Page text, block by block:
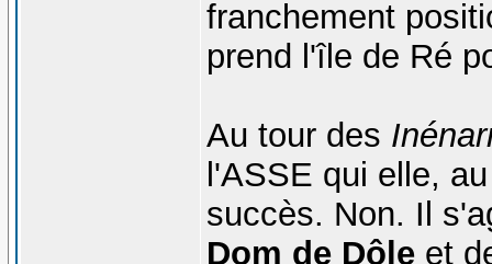
franchement
prend l'île de Ré
Au tour des
l'ASSE qui elle,
succès. Non. Il
Dom de Dôleet